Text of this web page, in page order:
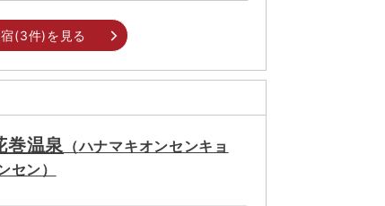
(3件)を見る
巻温泉 （ハナマキオンセンキョ
セン）